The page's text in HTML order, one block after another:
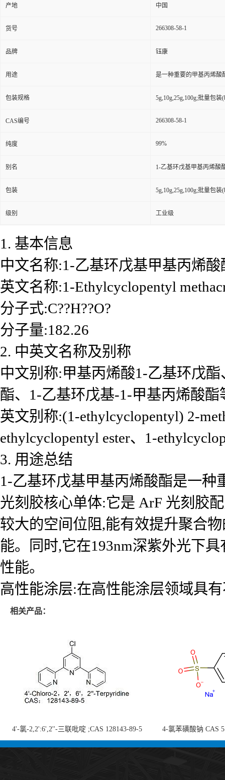
产地 中国
货号 266308-58-1
品牌 钰康
用途 是一种重要的甲基丙烯酸
包装规格 5g,10g,25g,100g;批量包装
CAS编号 266308-58-1
纯度 99%
别名 1-乙基环戊基甲基丙烯酸
包装 5g,10g,25g,100g;批量包装
级别 工业级
1. 基本信息
中文名称:1-乙基环戊基甲基丙烯酸
英文名称:1-Ethylcyclopentyl
分子式:C??H??O?
分子量:182.26
2. 中英文名称及别称
中文别称:甲基丙烯酸1-乙基环戊
酯、1-乙基环戊基-1-甲基丙烯酸酯
英文别称:(1-ethylcyclopentyl) 2-
ethylcyclopentyl ester、1-
3. 用途总结
1-乙基环戊基甲基丙烯酸酯是一
光刻胶核心单体:它是 ArF 光刻胶
较大的空间位阻,能有效提升聚合
能。同时,它在193nm深紫外光下
性能。
高性能涂层:在高性能涂层领域具
相关产品：
4'-氯-2,2':6',2''-三联吡啶 ;CAS 128143-89-5
;4'-Chloro-2,2':6',2''-terpyridine;4-
4-氯苯磺酸钠 CAS